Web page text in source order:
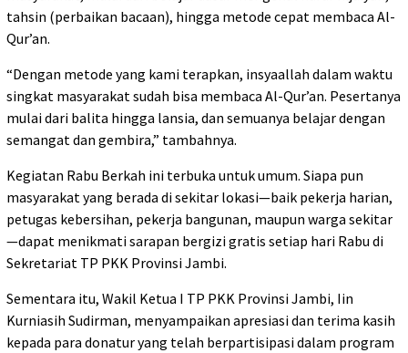
tahsin (perbaikan bacaan), hingga metode cepat membaca Al-
Qur’an.
“Dengan metode yang kami terapkan, insyaallah dalam waktu
singkat masyarakat sudah bisa membaca Al-Qur’an. Pesertanya
mulai dari balita hingga lansia, dan semuanya belajar dengan
semangat dan gembira,” tambahnya.
Kegiatan Rabu Berkah ini terbuka untuk umum. Siapa pun
masyarakat yang berada di sekitar lokasi—baik pekerja harian,
petugas kebersihan, pekerja bangunan, maupun warga sekitar
—dapat menikmati sarapan bergizi gratis setiap hari Rabu di
Sekretariat TP PKK Provinsi Jambi.
Sementara itu, Wakil Ketua I TP PKK Provinsi Jambi, Iin
Kurniasih Sudirman, menyampaikan apresiasi dan terima kasih
kepada para donatur yang telah berpartisipasi dalam program